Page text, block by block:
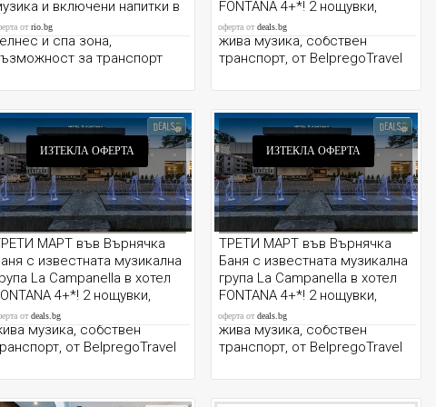
и включени напитки в
Fontana 4* + ползване на
и спа зона,
за транспорт
от rio.bg
FONTANA 4+*! 2 нощувки,
закуски, празнична вечеря с
жива музика, собствен
транспорт, от BelpregoTravel
оферта от deals.bg
ИЗТЕКЛА ОФЕРТА
МАРТ във Върнячка
с известната музикална
La Campanella в хотел
4+*! 2 нощувки,
празнична вечеря с
музика, собствен
от BelpregoTravel
от deals.bg
ИЗТЕКЛА ОФЕРТА
ТРЕТИ МАРТ във Върнячка
Баня с известната музикална
група La Campanella в хотел
FONTANA 4+*! 2 нощувки,
закуски, празнична вечеря с
жива музика, собствен
транспорт, от BelpregoTravel
оферта от deals.bg